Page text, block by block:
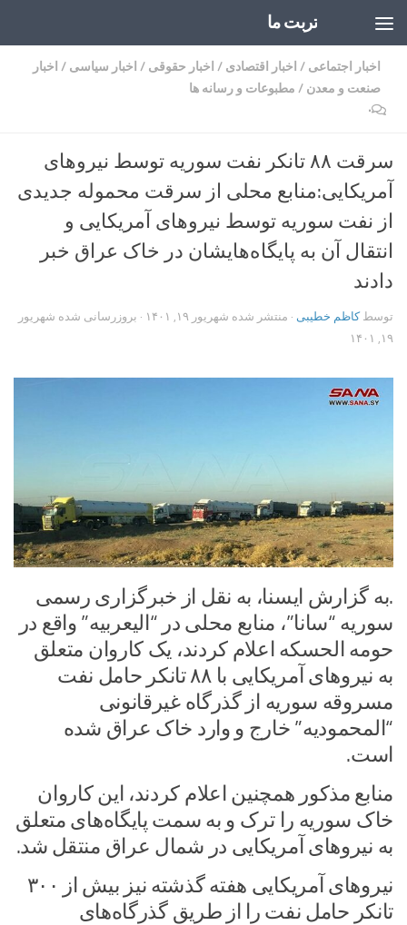
تربت ما
اخبار اجتماعی / اخبار اقتصادی / اخبار حقوقی / اخبار سیاسی / اخبار
صنعت و معدن / مطبوعات و رسانه ها
۰
سرقت ۸۸ تانکر نفت سوریه توسط نیروهای
آمریکایی:منابع محلی از سرقت محموله جدیدی
از نفت سوریه توسط نیروهای آمریکایی و
انتقال آن به پایگاه‌هایشان در خاک عراق خبر
دادند
توسطکاظم خطیبی · منتشر شده شهریور ۱۹, ۱۴۰۱ · بروزرسانی شده شهریور
۱۹, ۱۴۰۱
.به گزارش ایسنا، به نقل از خبرگزاری رسمی
سوریه “سانا”، منابع محلی در “الیعربیه” واقع در
حومه الحسکه اعلام کردند، یک کاروان متعلق
به نیروهای آمریکایی با ۸۸ تانکر حامل نفت
مسروقه سوریه از گذرگاه غیرقانونی
“المحمودیه” خارج و وارد خاک عراق شده
است.
منابع مذکور همچنین اعلام کردند، این کاروان
خاک سوریه را ترک و به سمت پایگاه‌های متعلق
به نیروهای آمریکایی در شمال عراق منتقل شد.
نیروهای آمریکایی هفته گذشته نیز بیش از ۳۰۰
تانکر حامل نفت را از طریق گذرگاه‌های